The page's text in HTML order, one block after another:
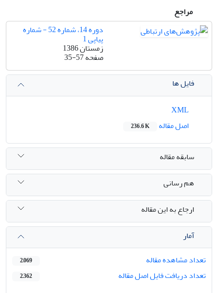
مراجع
دوره 14، شماره 52 - شماره
پیاپی 1
زمستان 1386
صفحه35-57
فایل ها
اصل مقاله
236.6 K
سابقه مقاله
هم رسانی
ارجاع به این مقاله
آمار
تعداد مشاهده مقاله
2,069
تعداد دریافت فایل اصل مقاله 2,362